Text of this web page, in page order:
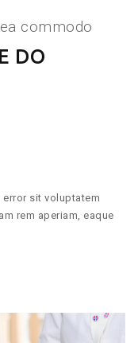
commodo
DO
sit voluptatem
rem aperiam, eaque